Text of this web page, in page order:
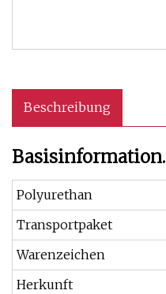
Beschreibung
Basisinformation.
Polyurethan
Transportpaket
Warenzeichen
Herkunft